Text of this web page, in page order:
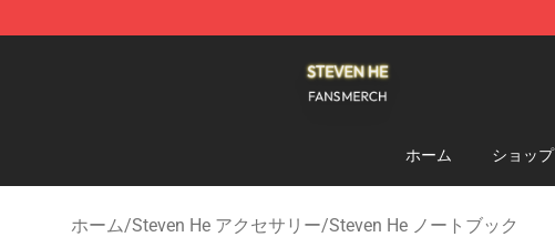
ホーム ショップ
ホーム/Steven He アクセサリー/Steven He ノートブック